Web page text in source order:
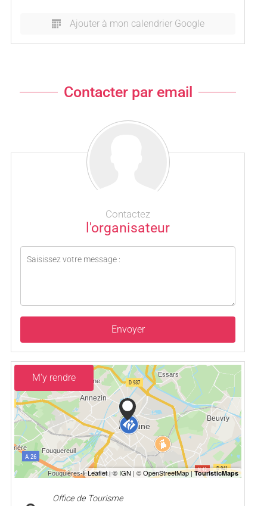
Ajouter à mon calendrier Google
Contacter par email
Contactez
l'organisateur
Envoyer
M'y rendre
Office de Tourisme